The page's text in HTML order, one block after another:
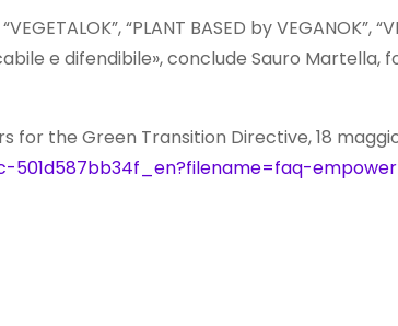
“PLANT BASED by VEGANOK”,
e difendibile», conclude Sauro Martella,
for the Green Transition Directive, 18